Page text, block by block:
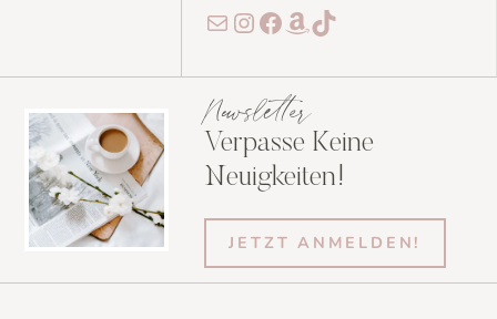
E-MailInstagram
Facebook
Amazon
TikTok
Newsletter
Verpasse Keine
Neuigkeiten!
JETZT ANMELDEN!